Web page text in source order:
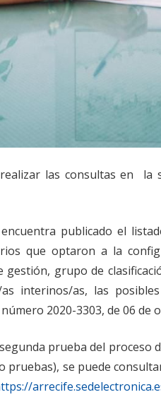
las consultas en la
publicado el
que optaron a la
gestión, grupo de
interinos/as, las
2020-3303, de 06 de
prueba del proceso
se puede